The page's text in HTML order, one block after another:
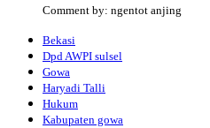
Comment by: ngentot anjing
Bekasi
Dpd AWPI sulsel
Gowa
Haryadi Talli
Hukum
Kabupaten gowa